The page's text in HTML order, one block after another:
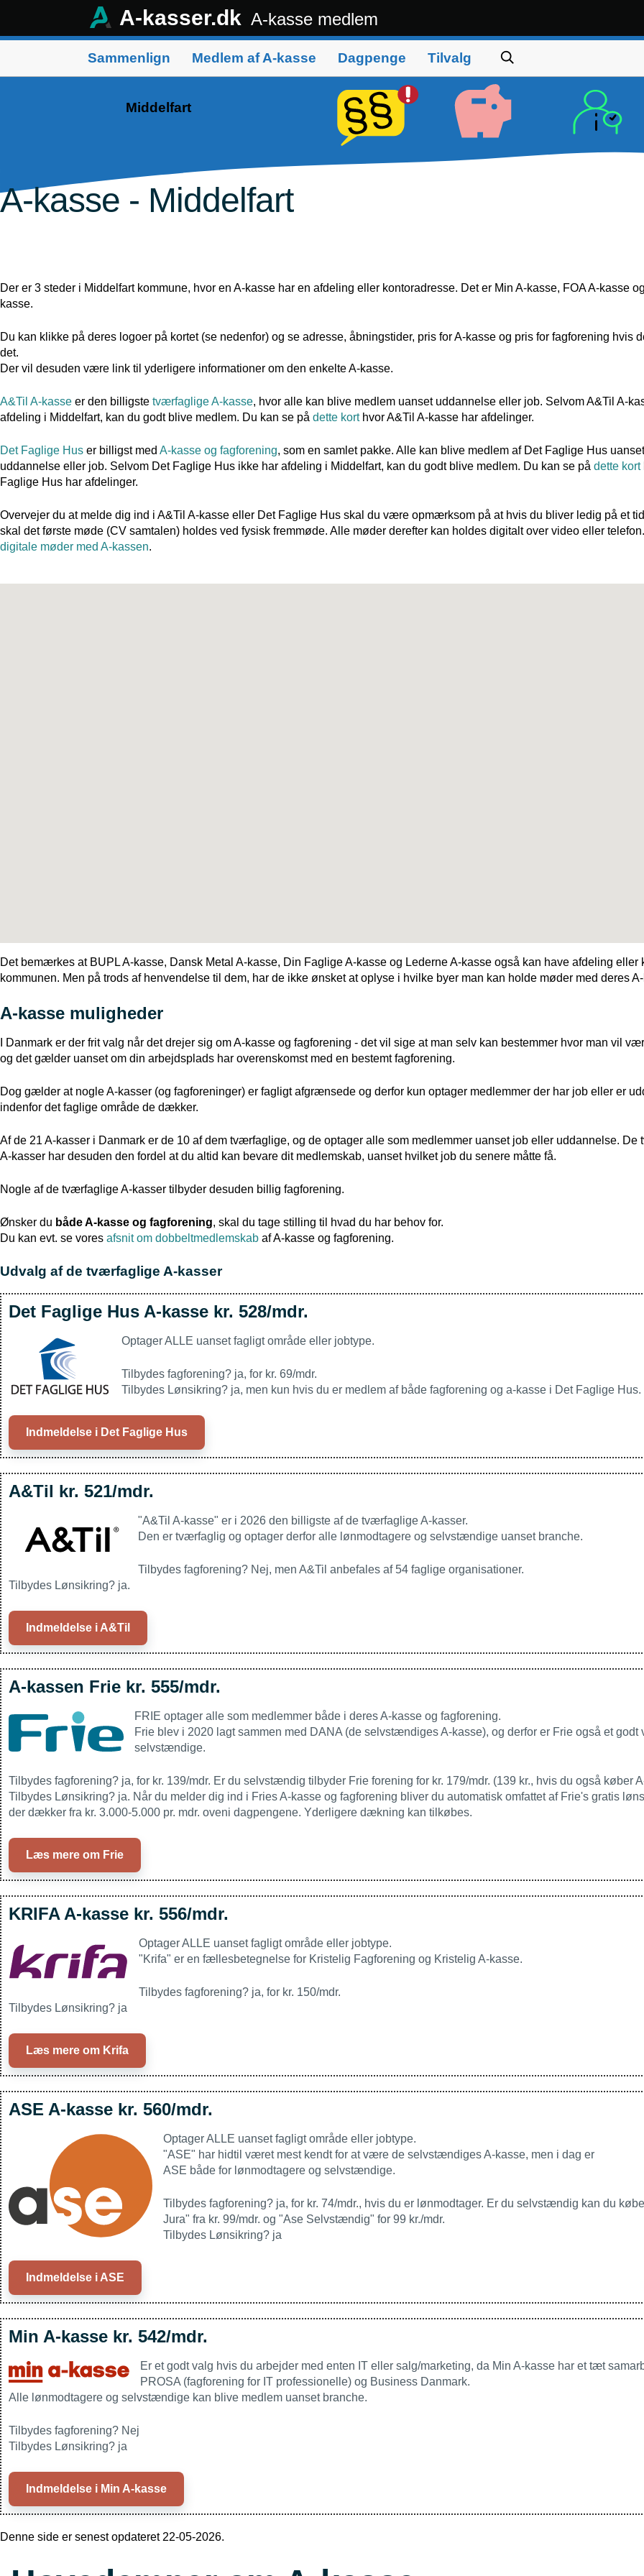
A-kasser.dk A-kasse medlem
Sammenlign Medlem af A-kasse Dagpenge Tilvalg
Middelfart
A-kasse - Middelfart
Der er 3 steder i Middelfart kommune, hvor en A-kasse har en afdeling eller kontoradresse. Det er Min A-kasse, FOA A-kasse
kasse.
Du kan klikke på deres logoer på kortet (se nedenfor) og se adresse, åbningstider, pris for A-kasse og pris for fagforening hvis
det.
Der vil desuden være link til yderligere informationer om den enkelte A-kasse.
A&Til A-kasse er den billigste tværfaglige A-kasse, hvor alle kan blive medlem uanset uddannelse eller job. Selvom A&Til A-
afdeling i Middelfart, kan du godt blive medlem. Du kan se på dette korthvor A&Til A-kasse har afdelinger.
Det Faglige Hus er billigst med A-kasse og fagforening, som en samlet pakke. Alle kan blive medlem af Det Faglige Hus uanset
uddannelse eller job. Selvom Det Faglige Hus ikke har afdeling i Middelfart, kan du godt blive medlem. Du kan se på dette kort
Faglige Hus har afdelinger.
Overvejer du at melde dig ind i A&Til A-kasse eller Det Faglige Hus skal du være opmærksom på at hvis du bliver ledig på et
skal det første møde (CV samtalen) holdes ved fysisk fremmøde. Alle møder derefter kan holdes digitalt over video eller telefon.
digitale møder med A-kassen.
Det bemærkes at BUPL A-kasse, Dansk Metal A-kasse, Din Faglige A-kasse og Lederne A-kasse også kan have afdeling eller
kommunen. Men på trods af henvendelse til dem, har de ikke ønsket at oplyse i hvilke byer man kan holde møder med deres
A-kasse muligheder
I Danmark er der frit valg når det drejer sig om A-kasse og fagforening - det vil sige at man selv kan bestemmer hvor man vil
og det gælder uanset om din arbejdsplads har overenskomst med en bestemt fagforening.
Dog gælder at nogle A-kasser (og fagforeninger) er fagligt afgrænsede og derfor kun optager medlemmer der har job eller er
indenfor det faglige område de dækker.
Af de 21 A-kasser i Danmark er de 10 af dem tværfaglige, og de optager alle som medlemmer uanset job eller uddannelse. De
A-kasser har desuden den fordel at du altid kan bevare dit medlemskab, uanset hvilket job du senere måtte få.
Nogle af de tværfaglige A-kasser tilbyder desuden billig fagforening.
Ønsker du både A-kasse og fagforening, skal du tage stilling til hvad du har behov for.
Du kan evt. se vores afsnit om dobbeltmedlemskab af A-kasse og fagforening.
Udvalg af de tværfaglige A-kasser
Det Faglige Hus A-kasse kr. 528/mdr.
Optager ALLE uanset fagligt område eller jobtype.
Tilbydes fagforening? ja, for kr. 69/mdr.
Tilbydes Lønsikring? ja, men kun hvis du er medlem af både fagforening og a-kasse i Det Faglige Hus.
Indmeldelse i Det Faglige Hus
A&Til kr. 521/mdr.
"A&Til A-kasse" er i 2026 den billigste af de tværfaglige A-kasser.
Den er tværfaglig og optager derfor alle lønmodtagere og selvstændige uanset branche.
Tilbydes fagforening? Nej, men A&Til anbefales af 54 faglige organisationer.
Tilbydes Lønsikring? ja.
Indmeldelse i A&Til
A-kassen Frie kr. 555/mdr.
FRIE optager alle som medlemmer både i deres A-kasse og fagforening.
Frie blev i 2020 lagt sammen med DANA (de selvstændiges A-kasse), og derfor er Frie også et godt
selvstændige.
Tilbydes fagforening? ja, for kr. 139/mdr. Er du selvstændig tilbyder Frie forening for kr. 179/mdr. (139 kr., hvis du også køber
Tilbydes Lønsikring? ja. Når du melder dig ind i Fries A-kasse og fagforening bliver du automatisk omfattet af Frie's gratis
der dækker fra kr. 3.000-5.000 pr. mdr. oveni dagpengene. Yderligere dækning kan tilkøbes.
Læs mere om Frie
KRIFA A-kasse kr. 556/mdr.
Optager ALLE uanset fagligt område eller jobtype.
"Krifa" er en fællesbetegnelse for Kristelig Fagforening og Kristelig A-kasse.
Tilbydes fagforening? ja, for kr. 150/mdr.
Tilbydes Lønsikring? ja
Læs mere om Krifa
ASE A-kasse kr. 560/mdr.
Optager ALLE uanset fagligt område eller jobtype.
"ASE" har hidtil været mest kendt for at være de selvstændiges A-kasse, men i dag er
ASE både for lønmodtagere og selvstændige.
Tilbydes fagforening? ja, for kr. 74/mdr., hvis du er lønmodtager. Er du selvstændig kan du
Jura" fra kr. 99/mdr. og "Ase Selvstændig" for 99 kr./mdr.
Tilbydes Lønsikring? ja
Indmeldelse i ASE
Min A-kasse kr. 542/mdr.
Er et godt valg hvis du arbejder med enten IT eller salg/marketing, da Min A-kasse har et tæt
PROSA (fagforening for IT professionelle) og Business Danmark.
Alle lønmodtagere og selvstændige kan blive medlem uanset branche.
Tilbydes fagforening? Nej
Tilbydes Lønsikring? ja
Indmeldelse i Min A-kasse
Denne side er senest opdateret 22-05-2026.